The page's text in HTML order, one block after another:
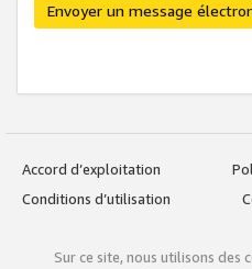
Envoyer un message
Accord d’exploitation
Conditions d’utilisation
Sur ce site, nous utilisons des